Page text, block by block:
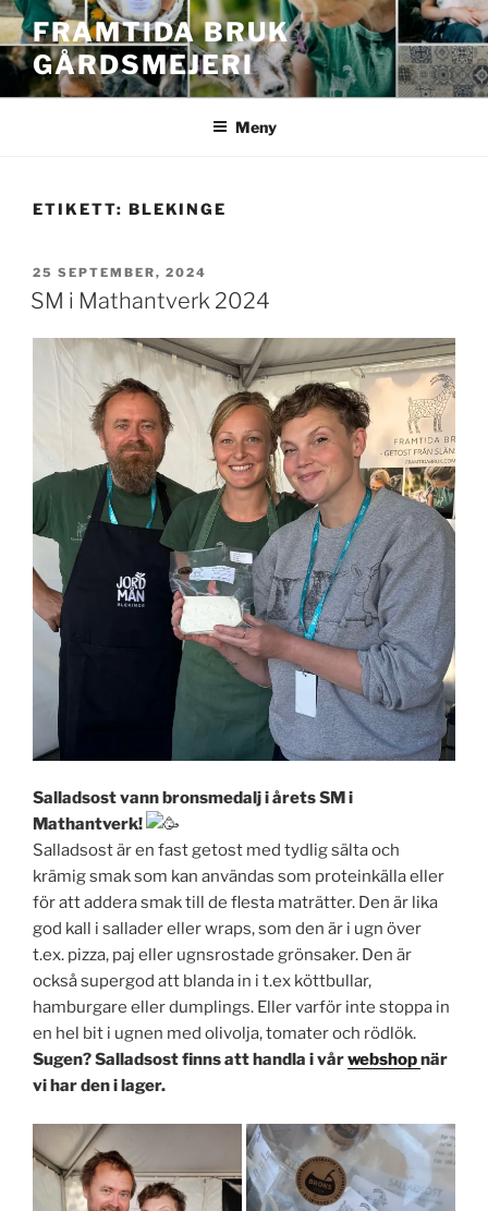
Hoppa
till
innehåll
FRAMTIDA BRUK
GÅRDSMEJERI
Meny
ETIKETT: BLEKINGE
PUBLICERAT
25 SEPTEMBER, 2024
SM i Mathantverk 2024
Salladsost vann bronsmedalj i årets SM i
Mathantverk!
Salladsost är en fast getost med tydlig sälta och
krämig smak som kan användas som proteinkälla eller
för att addera smak till de flesta maträtter. Den är lika
god kall i sallader eller wraps, som den är i ugn över
t.ex. pizza, paj eller ugnsrostade grönsaker. Den är
också supergod att blanda in i t.ex köttbullar,
hamburgare eller dumplings. Eller varför inte stoppa in
en hel bit i ugnen med olivolja, tomater och rödlök.
Sugen? Salladsost finns att handla i vårwebshopnär
vi har den i lager.